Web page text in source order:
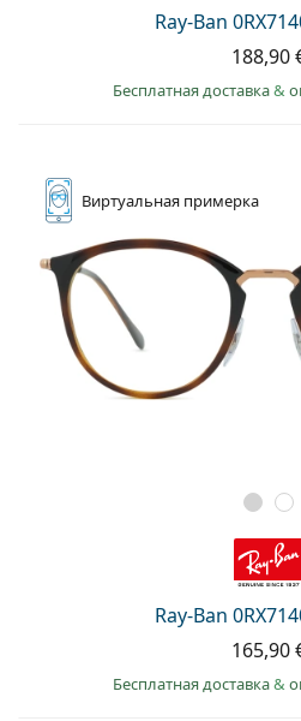
Ray-Ban
188,90
Бесплатная доставка&
Виртуальная примерка
Ray-Ban
165,90
Бесплатная доставка&